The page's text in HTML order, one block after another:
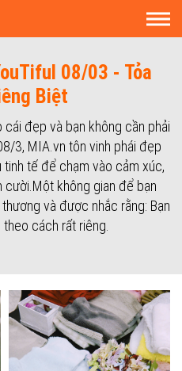
08/03 - Tỏa
Biệt
đẹp và bạn không cần phải
3, MIA.vn tôn vinh phái đẹp
tế để chạm vào cảm xúc,
cười.Một không gian để bạn
và được nhắc rằng: Bạn
cách rất riêng.